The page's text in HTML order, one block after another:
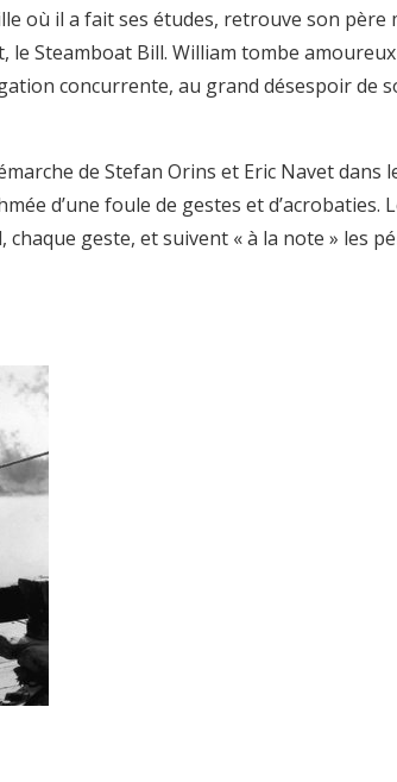
où il a fait ses études, retrouve son père
le Steamboat Bill. William tombe
concurrente, au grand désespoir de
de Stefan Orins et Eric Navet dans
d’une foule de gestes et d’acrobaties.
geste, et suivent « à la note » les